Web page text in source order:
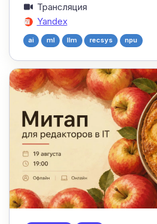
Трансляция
Yandex
ai ml llm recsys npu